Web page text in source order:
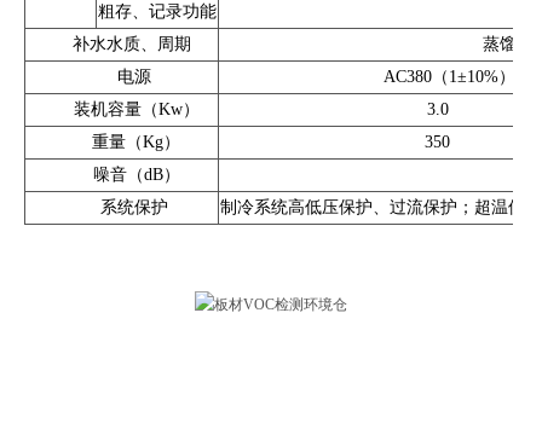
粗存、记录功能
补水水质、周期
蒸馏水
电源
AC380（1±10%）
装机容量（Kw）
3.0
重量（Kg）
350
噪音（dB）
系统保护
制冷系统高低压保护、过流保护；超温保